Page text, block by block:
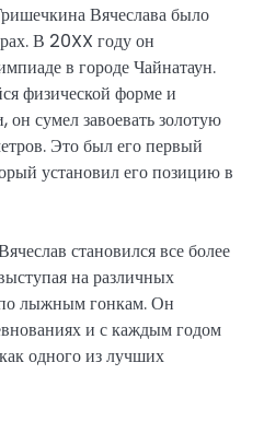
Вячеслава было
В 20XX году он
в городе Чайнатаун.
физической форме и
сумел завоевать золотую
Это был его первый
установил его позицию в
становился все более
на различных
лыжным гонкам. Он
и с каждым годом
одного из лучших